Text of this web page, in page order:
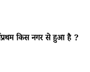
किस नगर से हुआ है ?